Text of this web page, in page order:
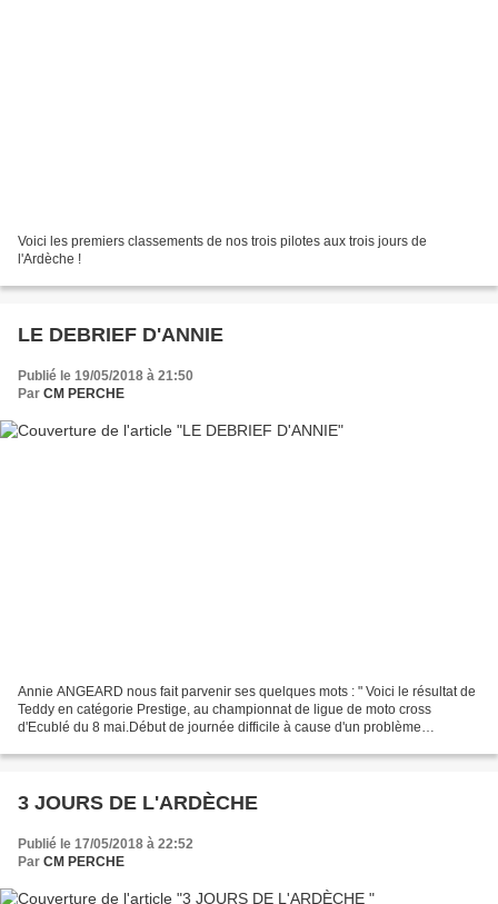
Voici les premiers classements de nos trois pilotes aux trois jours de
l'Ardèche !
LE DEBRIEF D'ANNIE
Publié le 19/05/2018 à 21:50
Par CM PERCHE
Annie ANGEARD nous fait parvenir ses quelques mots : " Voici le résultat de
Teddy en catégorie Prestige, au championnat de ligue de moto cross
d'Ecublé du 8 mai.Début de journée difficile à cause d'un problème
3 JOURS DE L'ARDÈCHE
Publié le 17/05/2018 à 22:52
Par CM PERCHE